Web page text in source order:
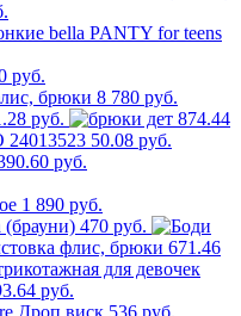
руб.
8 780 руб.
руб.
874.44
50.08 руб.
руб.
1 890 руб.
470 руб.
671.46
руб.